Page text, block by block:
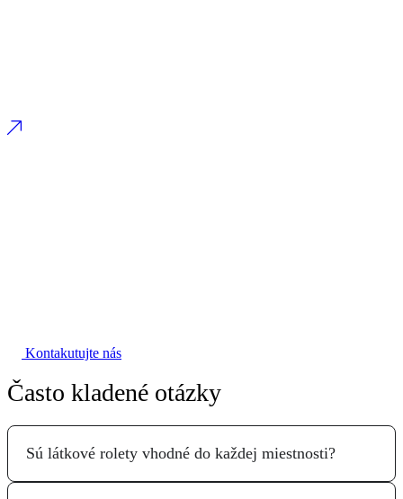
Kontakutujte nás
Často kladené otázky
Sú látkové rolety vhodné do každej miestnosti?